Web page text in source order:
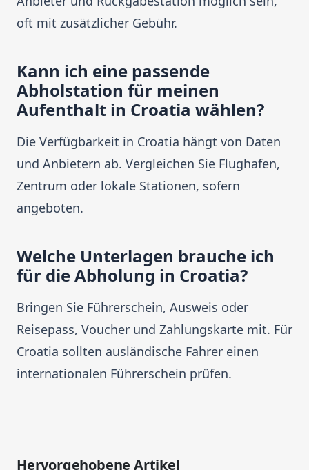
oft mit zusätzlicher Gebühr.
Kann ich eine passende
Abholstation für meinen
Aufenthalt in Croatia wählen?
Die Verfügbarkeit in Croatia hängt von Daten
und Anbietern ab. Vergleichen Sie Flughafen,
Zentrum oder lokale Stationen, sofern
angeboten.
Welche Unterlagen brauche ich
für die Abholung in Croatia?
Bringen Sie Führerschein, Ausweis oder
Reisepass, Voucher und Zahlungskarte mit. Für
Croatia sollten ausländische Fahrer einen
internationalen Führerschein prüfen.
Hervorgehobene Artikel